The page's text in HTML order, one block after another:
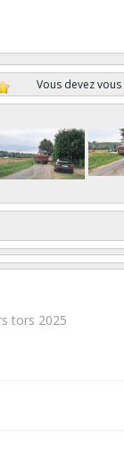
Vous devez vous
tors 2025